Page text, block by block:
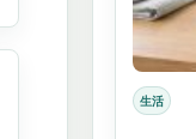
生活